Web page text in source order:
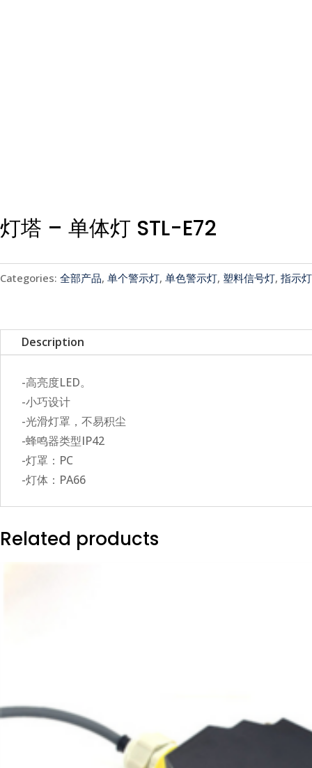
灯塔 – 单体灯 STL-E72
Categories: 全部产品, 单个警示灯, 单色警示灯, 塑料信号灯, 指示
Description
-高亮度LED。
-小巧设计
-光滑灯罩，不易积尘
-蜂鸣器类型IP42
-灯罩：PC
-灯体：PA66
Related products